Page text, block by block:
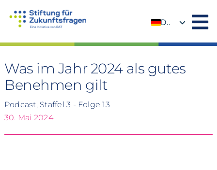
Inhalt
DE
Was im Jahr 2024 als gutes
Benehmen gilt
Podcast, Staffel 3 - Folge 13
30. Mai 2024